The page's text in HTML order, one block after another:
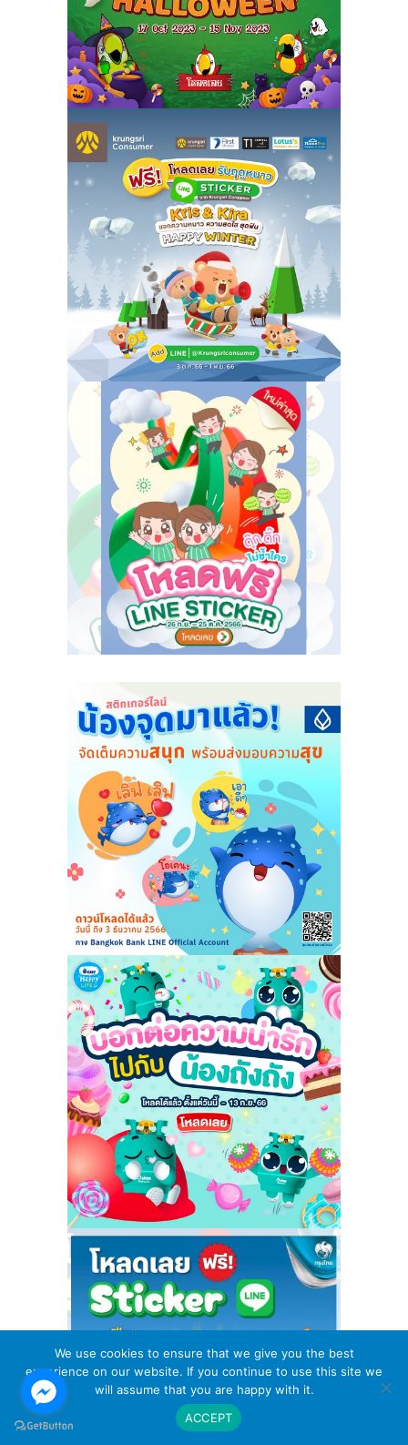
We use cookies to ensure that we give you the best
experience on our website. If you continue to use this site we
will assume that you are happy with it.
ACCEPT